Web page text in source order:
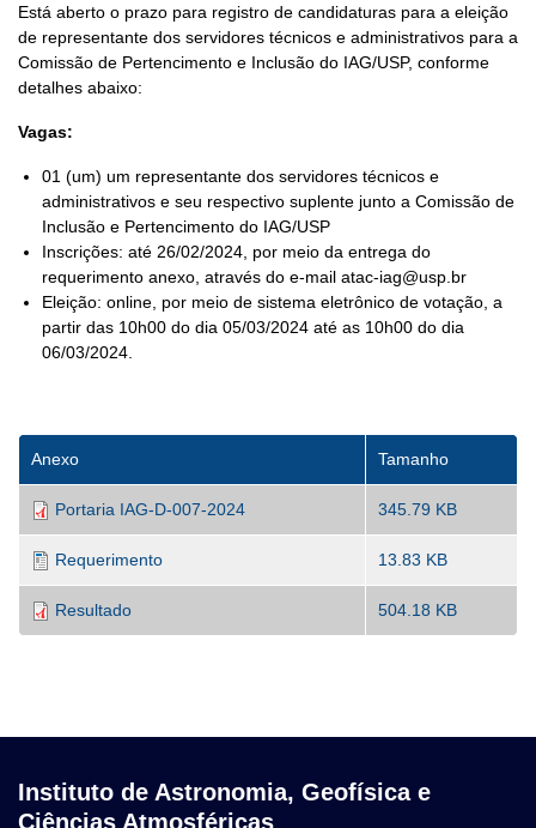
Está aberto o prazo para registro de candidaturas para a eleição
de representante dos servidores técnicos e administrativos para a
Comissão de Pertencimento e Inclusão do IAG/USP, conforme
detalhes abaixo:
Vagas:
01 (um) um representante dos servidores técnicos e
administrativos e seu respectivo suplente junto a Comissão de
Inclusão e Pertencimento do IAG/USP
Inscrições: até 26/02/2024, por meio da entrega do
requerimento anexo, através do e-mail atac-iag@usp.br
Eleição: online, por meio de sistema eletrônico de votação, a
partir das 10h00 do dia 05/03/2024 até as 10h00 do dia
06/03/2024.
Anexo Tamanho
Portaria IAG-D-007-2024 345.79 KB
Requerimento 13.83 KB
Resultado 504.18 KB
Instituto de Astronomia, Geofísica e
Ciências Atmosféricas